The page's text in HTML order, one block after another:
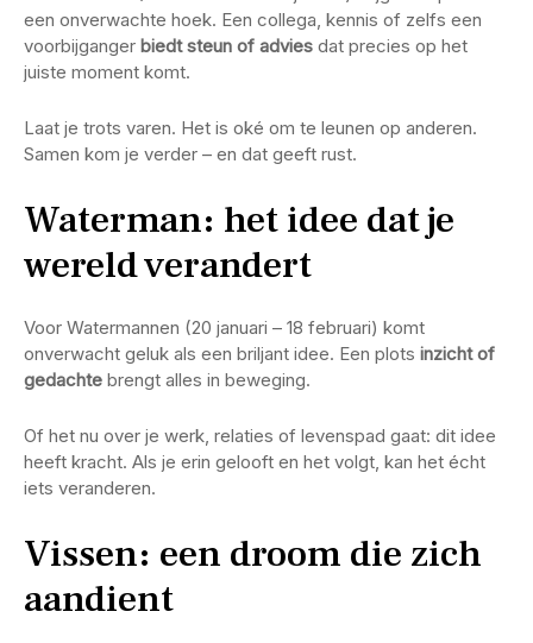
een onverwachte hoek. Een collega, kennis of zelfs een
voorbijganger biedt steun of advies dat precies op het
juiste moment komt.
Laat je trots varen. Het is oké om te leunen op anderen.
Samen kom je verder – en dat geeft rust.
Waterman: het idee dat je
wereld verandert
Voor Watermannen (20 januari – 18 februari) komt
onverwacht geluk als een briljant idee. Een plots inzicht of
gedachte brengt alles in beweging.
Of het nu over je werk, relaties of levenspad gaat: dit idee
heeft kracht. Als je erin gelooft en het volgt, kan het écht
iets veranderen.
Vissen: een droom die zich
aandient